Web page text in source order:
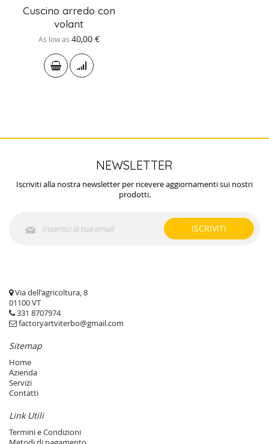
Cuscino arredo con
volant
As low as 40,00 €
NEWSLETTER
Iscriviti alla nostra newsletter per ricevere aggiornamenti sui nostri
prodotti.
alla
ISCRIVITI
Via dell'agricoltura, 8
01100 VT
331 8707974
factoryartviterbo@gmail.com
Sitemap
Home
Azienda
Servizi
Contatti
Link Utili
Termini e Condizioni